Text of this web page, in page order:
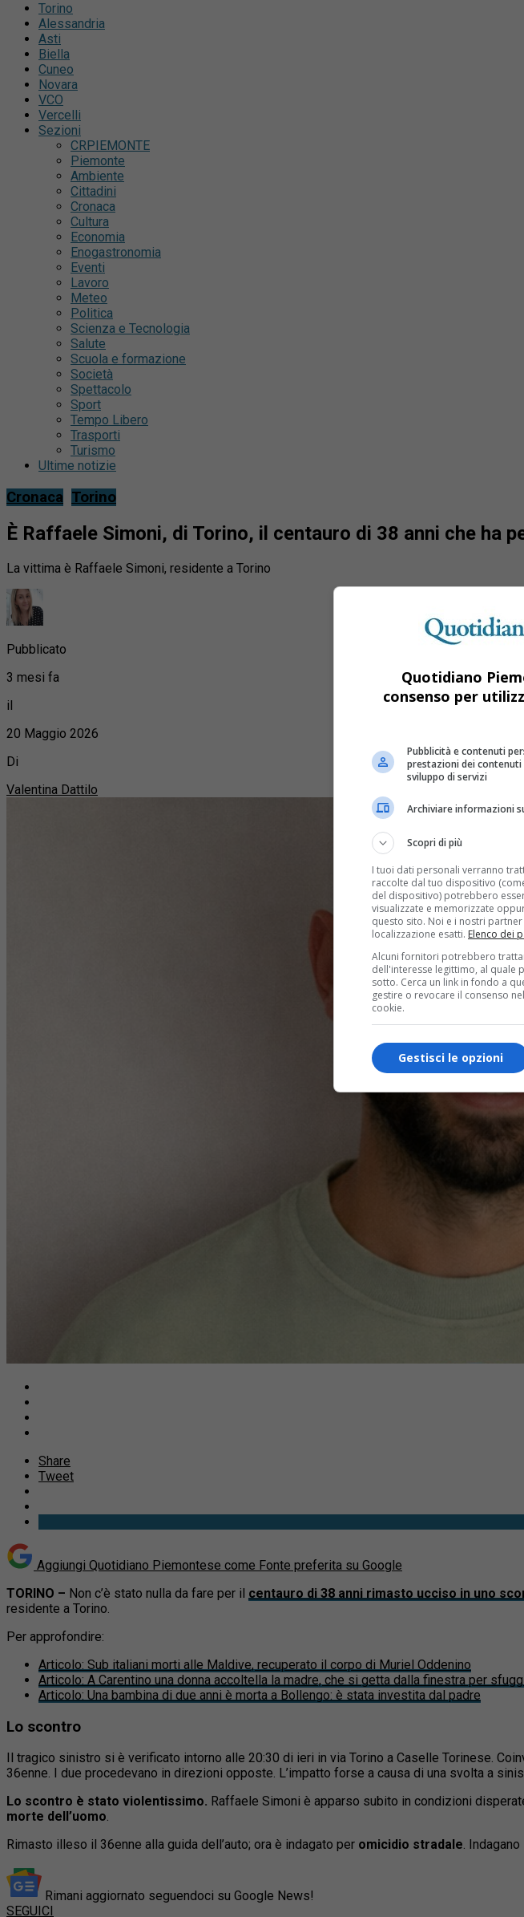
Torino
Alessandria
Asti
Biella
Cuneo
Novara
VCO
Vercelli
Sezioni
CRPIEMONTE
Piemonte
Ambiente
Cittadini
Cronaca
Cultura
Economia
Enogastronomia
Eventi
Lavoro
Meteo
Politica
Scienza e Tecnologia
Salute
Scuola e formazione
Società
Spettacolo
Sport
Tempo Libero
Trasporti
Turismo
Ultime notizie
Cronaca Torino
È Raffaele Simoni, di Torino, il centauro di 38 anni che ha
La vittima è Raffaele Simoni, residente a Torino
Pubblicato
3 mesi fa
il
20 Maggio 2026
Di
Valentina Dattilo
Share
Tweet
Aggiungi Quotidiano Piemontese come Fonte preferita su Google
TORINO – Non c’è stato nulla da fare per il centauro di 38 anni rimasto ucciso in uno
residente a Torino.
Per approfondire:
Articolo: Sub italiani morti alle Maldive, recuperato il corpo di Muriel Oddenino
Articolo: A Carentino una donna accoltella la madre, che si getta dalla finestra per
Articolo: Una bambina di due anni è morta a Bollengo: è stata investita dal padre
Lo scontro
Il tragico sinistro si è verificato intorno alle 20:30 di ieri in via Torino a Caselle Torinese.
36enne. I due procedevano in direzioni opposte. L’impatto forse a causa di una svolta a
Lo scontro è stato violentissimo. Raffaele Simoni è apparso subito in condizioni
morte dell’uomo.
Rimasto illeso il 36enne alla guida dell’auto; ora è indagato per omicidio stradale.
Rimani aggiornato seguendoci su Google News!
SEGUICI
Quotidiano
consenso per
Pubblicità e contenuti
prestazioni dei contenuti
sviluppo di servizi
Archiviare informazioni
Scopri di più
I tuoi dati personali verranno
raccolte dal tuo dispositivo
del dispositivo) potrebbero
visualizzate e memorizzate
questo sito. Noi e i nostri
localizzazione esatti. Elenco dei
Alcuni fornitori potrebbero
dell'interesse legittimo, al quale
sotto. Cerca un link in fondo a
gestire o revocare il consenso
cookie.
Gestisci le opzioni